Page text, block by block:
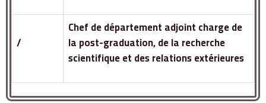
/
Chef de département adjoint charge de
la post-graduation, de la recherche
scientifique et des relations extérieures